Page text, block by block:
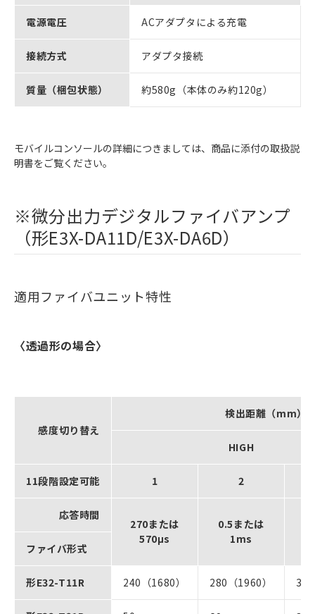
電源電圧 ACアダプタによる充電
接続方式 アダプタ接続
質量（梱包状態） 約580g（本体のみ約120g）
モバイルコンソールの詳細につきましては、商品に添付の取扱説
明書をご覧ください。
※微分出力デジタルファイバアンプ
（形E3X-DA11D/E3X-DA6D）
適用ファイバユニット特性
〈透過形の場合〉
感度切り替え
検出距離（mm）
HIGH
11段階設定可能 1 2
応答時間
270または
570μs
0.5または
1ms
ファイバ形式
形E32-T11R 240（1680） 280（1960）